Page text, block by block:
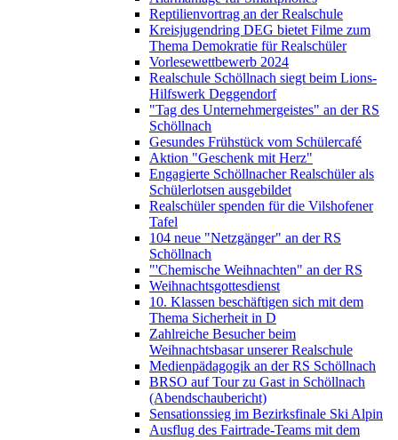
Reptilienvortrag an der Realschule
Kreisjugendring DEG bietet Filme zum
Thema Demokratie für Realschüler
Vorlesewettbewerb 2024
Realschule Schöllnach siegt beim Lions-
Hilfswerk Deggendorf
"Tag des Unternehmergeistes" an der RS
Schöllnach
Gesundes Frühstück vom Schülercafé
Aktion "Geschenk mit Herz"
Engagierte Schöllnacher Realschüler als
Schülerlotsen ausgebildet
Realschüler spenden für die Vilshofener
Tafel
104 neue "Netzgänger" an der RS
Schöllnach
"'Chemische Weihnachten" an der RS
Weihnachtsgottesdienst
10. Klassen beschäftigen sich mit dem
Thema Sicherheit in D
Zahlreiche Besucher beim
Weihnachtsbasar unserer Realschule
Medienpädagogik an der RS Schöllnach
BRSO auf Tour zu Gast in Schöllnach
(Abendschaubericht)
Sensationssieg im Bezirksfinale Ski Alpin
Ausflug des Fairtrade-Teams mit dem